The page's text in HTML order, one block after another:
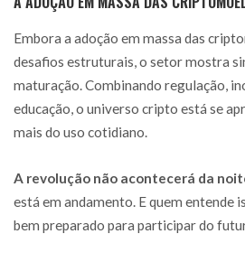
Embora a adoção em massa das
desafios estruturais, o setor mostra
maturação. Combinando regulação,
educação, o universo cripto está se
mais do uso cotidiano.
A revolução não acontecerá da
está em andamento. E quem entende
bem preparado para participar do